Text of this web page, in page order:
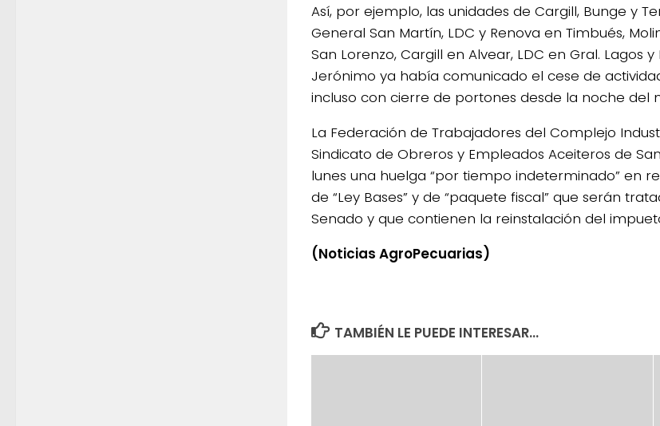
Así, por ejemplo, las unidades de Cargill, Bunge y
General San Martín, LDC y Renova en Timbués,
San Lorenzo, Cargill en Alvear, LDC en Gral. Lagos
Jerónimo ya había comunicado el cese de
incluso con cierre de portones desde la noche del
La Federación de Trabajadores del Complejo
Sindicato de Obreros y Empleados Aceiteros de
lunes una huelga “por tiempo indeterminado” en
de “Ley Bases” y de “paquete fiscal” que serán
Senado y que contienen la reinstalación del
(Noticias AgroPecuarias)
TAMBIÉN LE PUEDE INTERESAR...